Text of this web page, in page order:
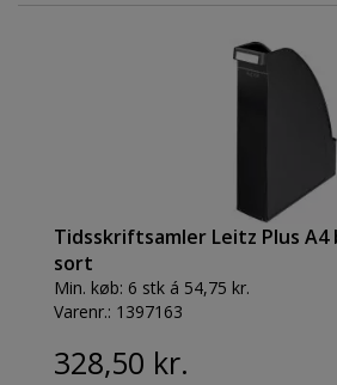
Tidsskriftsamler Leitz Plus A4
sort
Min. køb: 6 stk á 54,75 kr.
Varenr.: 1397163
328,50 kr.